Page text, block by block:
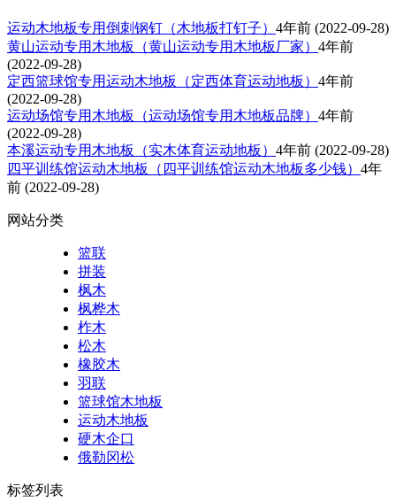
运动木地板专用倒刺钢钉（木地板打钉子） 4年前 (2022-09-28)
黄山运动专用木地板（黄山运动专用木地板厂家） 4年前
(2022-09-28)
定西篮球馆专用运动木地板（定西体育运动地板） 4年前
(2022-09-28)
运动场馆专用木地板（运动场馆专用木地板品牌） 4年前
(2022-09-28)
本溪运动专用木地板（实木体育运动地板） 4年前 (2022-09-28)
四平训练馆运动木地板（四平训练馆运动木地板多少钱） 4年
前 (2022-09-28)
网站分类
篮联
拼装
枫木
枫桦木
柞木
松木
橡胶木
羽联
篮球馆木地板
运动木地板
硬木企口
俄勒冈松
标签列表